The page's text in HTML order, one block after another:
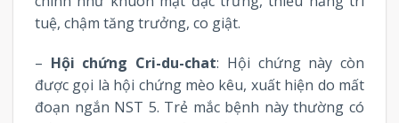
tuệ, chậm tăng trưởng, co giật.
– Hội chứng Cri-du-chat: Hội chứng này còn
được gọi là hội chứng mèo kêu, xuất hiện do mất
đoạn ngắn NST 5. Trẻ mắc bệnh này thường có